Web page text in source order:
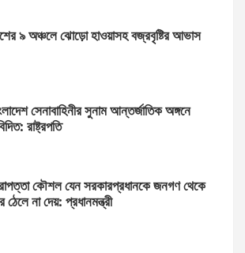
৯ অঞ্চলে ঝোড়ো হাওয়াসহ বজ্রবৃষ্টির আভাস
সেনাবাহিনীর সুনাম আন্তর্জাতিক অঙ্গনে
রাষ্ট্রপতি
কৌশল যেন সরকারপ্রধানকে জনগণ থেকে
ঠেলে না দেয়: প্রধানমন্ত্রী